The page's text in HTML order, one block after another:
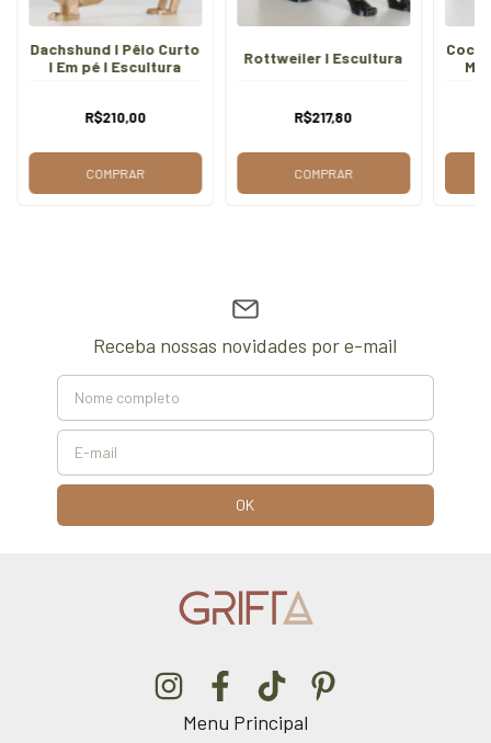
Dachshund I Pêlo Curto
I Em pé I Escultura
R$210,00
COMPRAR
Rottweiler I Escultura
R$217,80
COMPRAR
Receba nossas novidades por e-mail
Menu Principal